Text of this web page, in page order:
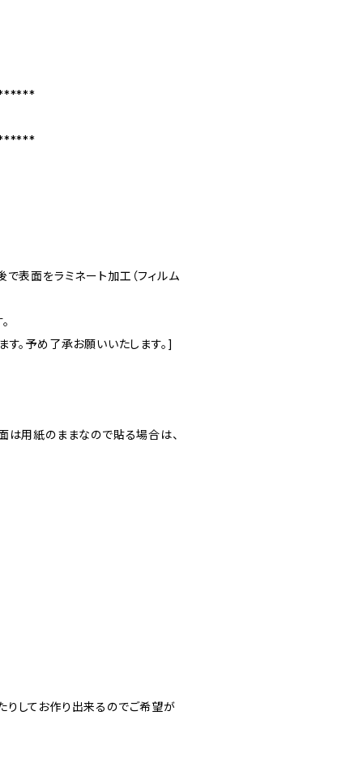
表面をラミネート加工（フィルム
。予め了承お願いいたします。]
は用紙のままなので貼る場合は、
してお作り出来るのでご希望が